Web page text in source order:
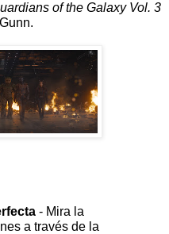
Gunn.
- Mira la
a través de la